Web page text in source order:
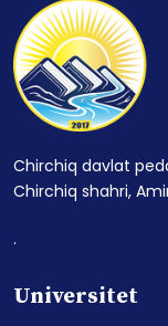
Chirchiq davlat
Chirchiq shahri,
.
Universitet